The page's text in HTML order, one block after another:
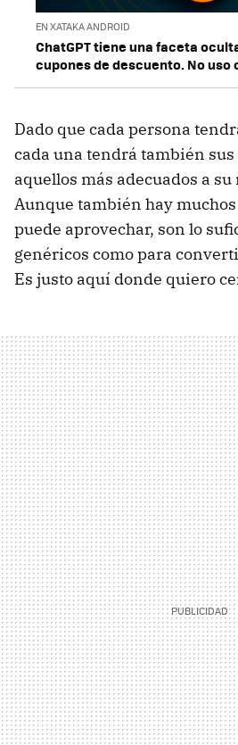
EN XATAKA ANDROID
ChatGPT tiene una faceta
cupones de descuento. No uso
Dado que cada persona
cada una tendrá también
aquellos más adecuados a
Aunque también hay
puede aprovechar, son lo
genéricos como para
Es justo aquí donde quiero